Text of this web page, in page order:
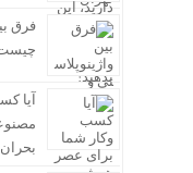
فرق
آیا